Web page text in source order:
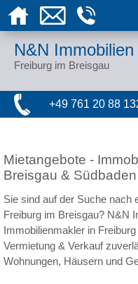
N&N Immobilien
Freiburg im Breisgau
+49 761 20 88
Mietangebote -
Breisgau & Südbaden
Sie sind auf der Suche nach
Freiburg im Breisgau? N&N
Immobilienmakler in
Vermietung & Verkauf
Wohnungen, Häusern und